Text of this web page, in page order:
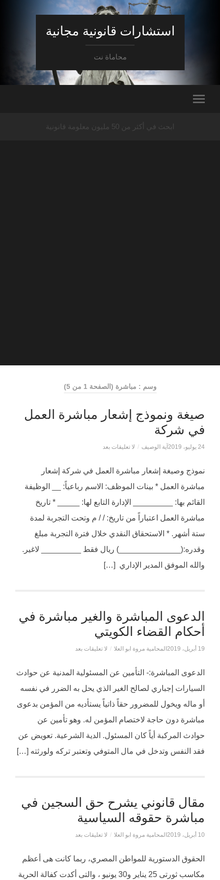
استشارات قانونية مجانية
محاماة نت
ابحث في أكثر من 50 مليون معلومة قانونية
وسم : مباشرة (الصفحة 1 من 5)
صيغة ونموذج إشعار مباشرة العمل
في شركة
24 يوليو، 2019 آية الوصيف / لا تعليقات بعد
نموذج وصيغة إشعار مباشرة العمل في شركة إشعار
مباشرة العمل * بينات الموظف: الاسم رباعياً: __ الوظيفة
القائم بها: _________ الإدارة التابع لها: _____ * تاريخ
مباشرة العمل اعتباراً من تاريخ: / / م وتحت التجربة لمدة
ستة أشهر. * الاستحقاق النقدي خلال فترة التجربة مبلغ
وقدره:(______________) ريال فقط _________ لاغير.
والله الموفق المدير الإداري […]
الدعوى المباشرة والغير مباشرة في
أحكام القضاء الكويتي
19 أبريل، 2019 المحامية مروة ابو العلا / لا تعليقات بعد
الدعوى المباشرة:- التأمين عن المسئولية المدنية عن حوادث
السيارات إجباري لصالح الغير الذي يحل به الضرر في نفسه
أو ماله ويخول للمضرور حقاً ذاتياً يستأديه من المؤمن بدعوى
مباشرة دون حاجة لاختصام المؤمن له. وهو تأمين عن
حوادث المركبة أياً كان المسئول. الدية الشرعية. تعويض عن
فقد النفس وتدخل في مال المتوفي وتعتبر تركه ولورثته […]
مقال قانوني يشرح حق السجين في
مباشرة حقوقه السياسية
10 أبريل، 2019 المحامية مروة ابو العلا / لا تعليقات بعد
الحقوق الدستورية للمواطن المصري، ربما كانت هى أعظم
مكاسب ثورتى 25 يناير و30 يونيو ، والتى أكدت كفالة الحرية